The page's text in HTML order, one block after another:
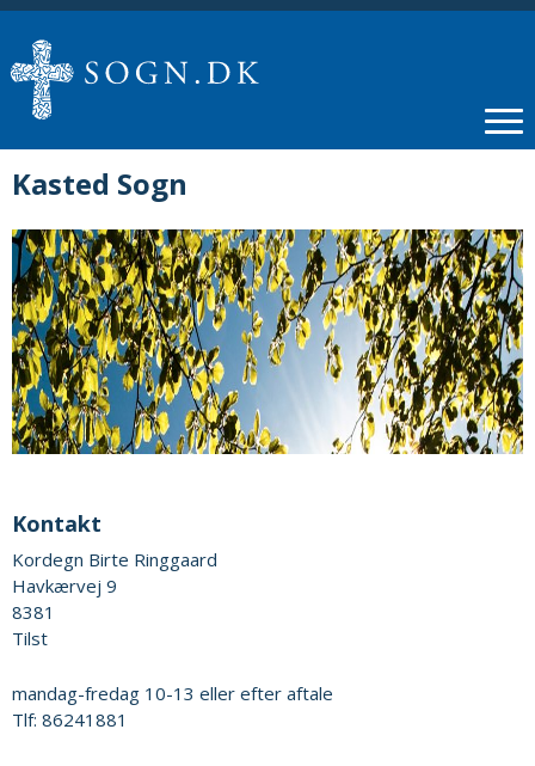
Kasted Sogn
Kontakt
Kordegn Birte Ringgaard
Havkærvej 9
8381
Tilst
mandag-fredag 10-13 eller efter aftale
Tlf: 86241881